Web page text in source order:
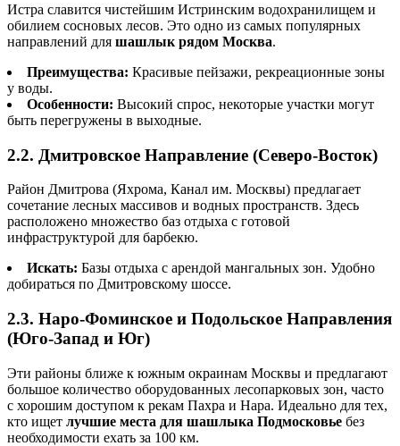
Истра славится чистейшим Истринским водохранилищем и
обилием сосновых лесов. Это одно из самых популярных
направлений для шашлык рядом Москва.
Преимущества: Красивые пейзажи, рекреационные зоны
у воды.
Особенности: Высокий спрос, некоторые участки могут
быть перегружены в выходные.
2.2. Дмитровское Направление (Северо-Восток)
Район Дмитрова (Яхрома, Канал им. Москвы) предлагает
сочетание лесных массивов и водных пространств. Здесь
расположено множество баз отдыха с готовой
инфраструктурой для барбекю.
Искать: Базы отдыха с арендой мангальных зон. Удобно
добираться по Дмитровскому шоссе.
2.3. Наро-Фоминское и Подольское Направления
(Юго-Запад и Юг)
Эти районы ближе к южным окраинам Москвы и предлагают
большое количество оборудованных лесопарковых зон, часто
с хорошим доступом к рекам Пахра и Нара. Идеально для тех,
кто ищет лучшие места для шашлыка Подмосковье без
необходимости ехать за 100 км.